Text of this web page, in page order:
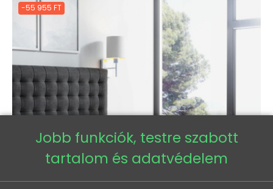
-55 955 FT
Jobb funkciók, testre szabott
tartalom és adatvédelem